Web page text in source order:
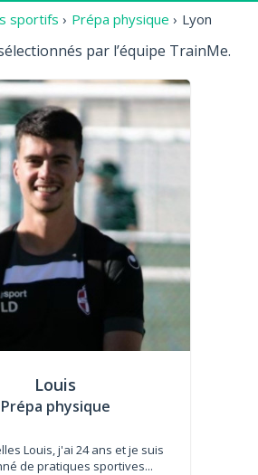
sportifs › Prépa physique › Lyon
par l’équipe TrainMe.
Louis
Prépa physique
Louis, j'ai 24 ans et je suis
de pratiques sportives...